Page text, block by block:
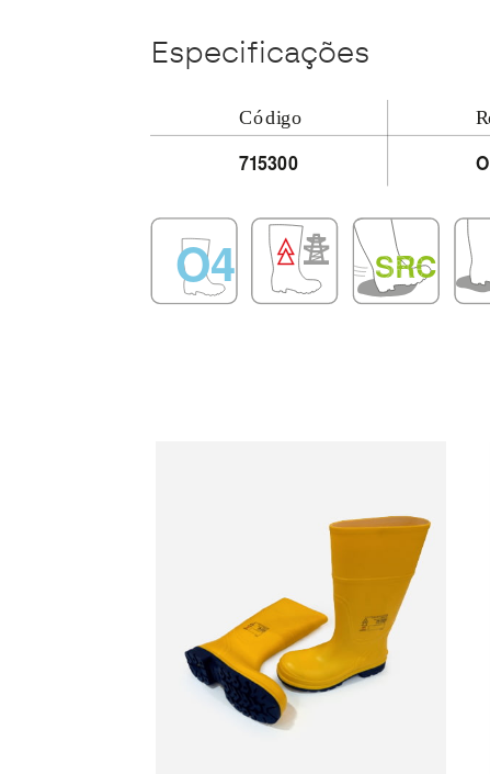
Especificações